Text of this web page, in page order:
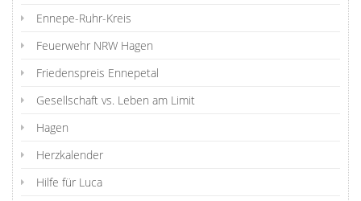
Ennepe-Ruhr-Kreis
Feuerwehr NRW Hagen
Friedenspreis Ennepetal
Gesellschaft vs. Leben am Limit
Hagen
Herzkalender
Hilfe für Luca